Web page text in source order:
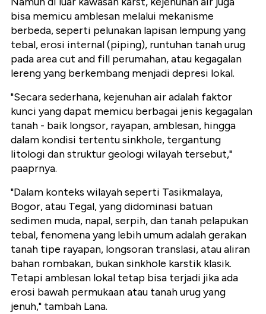
bisa memicu amblesan melalui mekanisme
berbeda, seperti pelunakan lapisan lempung yang
tebal, erosi internal (piping), runtuhan tanah urug
pada area cut and fill perumahan, atau kegagalan
lereng yang berkembang menjadi depresi lokal.
"Secara sederhana, kejenuhan air adalah faktor
kunci yang dapat memicu berbagai jenis kegagalan
tanah - baik longsor, rayapan, amblesan, hingga
dalam kondisi tertentu sinkhole, tergantung
litologi dan struktur geologi wilayah tersebut,"
paaprnya.
"Dalam konteks wilayah seperti Tasikmalaya,
Bogor, atau Tegal, yang didominasi batuan
sedimen muda, napal, serpih, dan tanah pelapukan
tebal, fenomena yang lebih umum adalah gerakan
tanah tipe rayapan, longsoran translasi, atau aliran
bahan rombakan, bukan sinkhole karstik klasik.
Tetapi amblesan lokal tetap bisa terjadi jika ada
erosi bawah permukaan atau tanah urug yang
jenuh," tambah Lana.